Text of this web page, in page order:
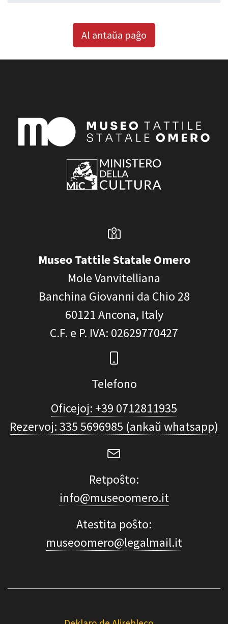
Al antaŭa paĝo
Museo Tattile Statale Omero
Mole Vanvitelliana
Banchina Giovanni da Chio 28
60121Ancona, Italy
C.F. e P. IVA: 02629770427
Telefono
Oficejoj: +39 0712811935
Rezervoj: 335 5696985 (ankaŭ whatsapp)
Retpoŝto:
info@museoomero.it
Atestita poŝto:
museoomero@legalmail.it